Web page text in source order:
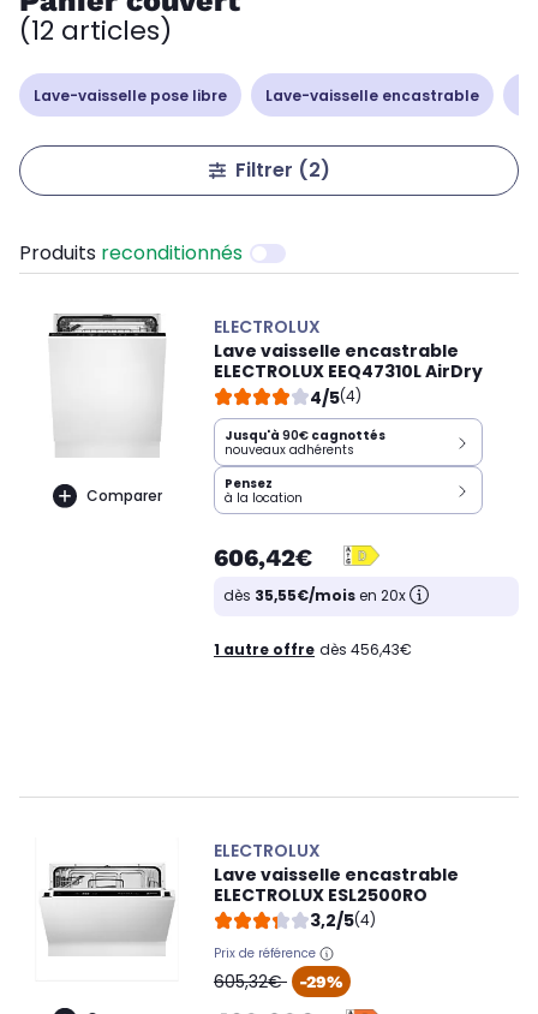
(12 articles)
Lave-vaisselle pose libre Lave-vaisselle encastrable
Filtrer (2)
Produits reconditionnés
Comparer
ELECTROLUX
Lave vaisselle encastrable
ELECTROLUX EEQ47310L AirDry
4/5(4)
Jusqu'à 90€ cagnottés
nouveaux adhérents
Pensez
à la location
606,42€
dès 35,55€/moisen 20x
1 autre offre dès 456,43€
ELECTROLUX
Lave vaisselle encastrable
ELECTROLUX ESL2500RO
3,2/5(4)
Prix de référence
oldPrice
605,32€ -29%